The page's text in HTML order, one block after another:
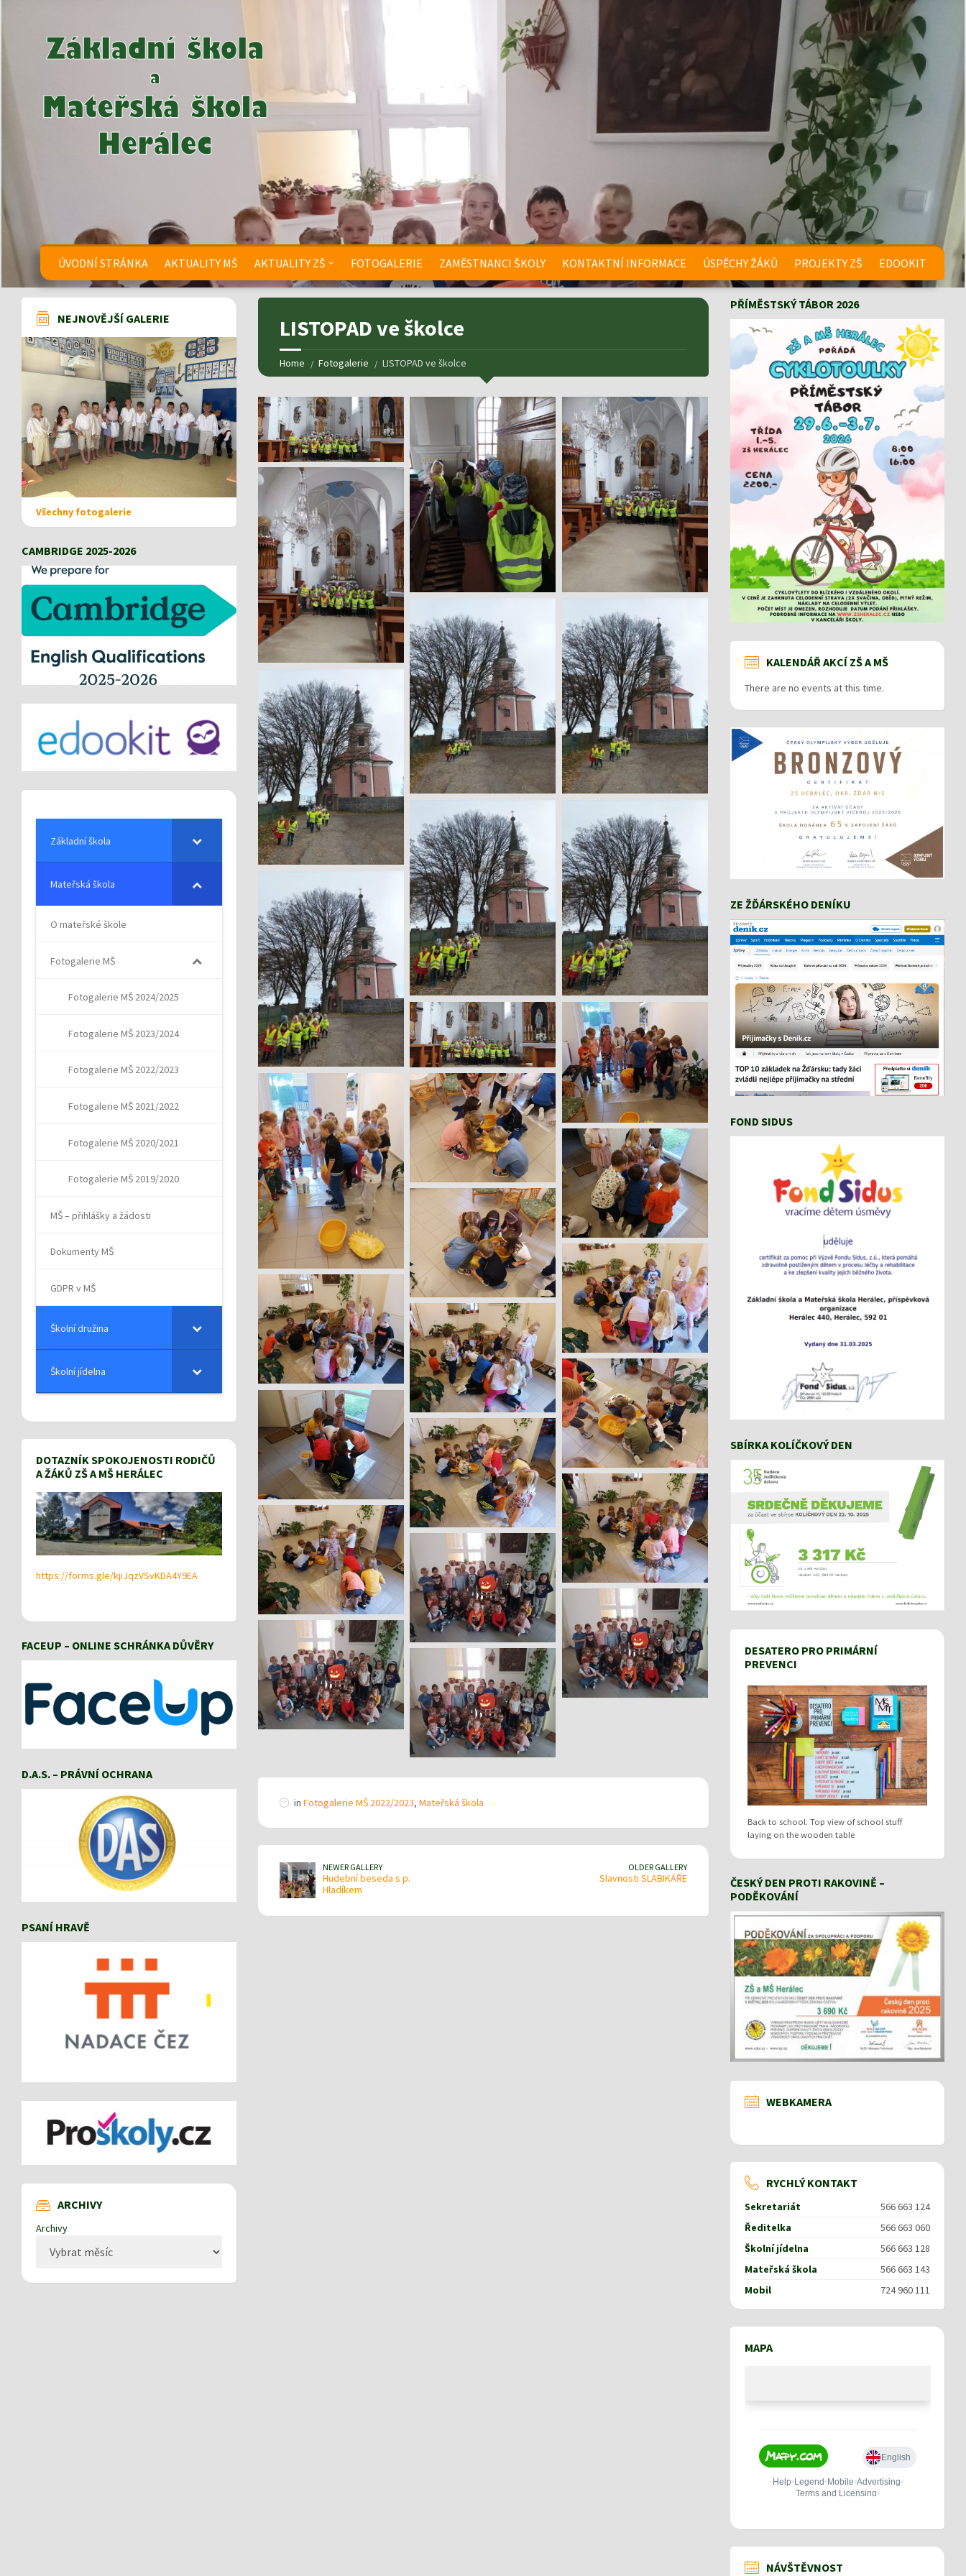
ÚVODNÍ STRÁNKA AKTUALITY MŠ AKTUALITY ZŠ FOTOGALERIE ZAMĚSTNANCI ŠKOLY KONTAKTNÍ INFORMACE ÚSPĚCHY ŽÁKŮ PROJEKTY ZŠ EDOOKIT
LISTOPAD ve školce
Home Fotogalerie LISTOPAD ve školce
in Fotogalerie MŠ 2022/2023, Mateřská škola
NEWER GALLERY
Hudební beseda s p.
Hladíkem
OLDER GALLERY
Slavnosti SLABIKÁŘE
NEJNOVĚJŠÍ GALERIE
Všechny fotogalerie
CAMBRIDGE 2025-2026
Základní škola
Mateřská škola
O mateřské škole
Fotogalerie MŠ
Fotogalerie MŠ 2024/2025
Fotogalerie MŠ 2023/2024
Fotogalerie MŠ 2022/2023
Fotogalerie MŠ 2021/2022
Fotogalerie MŠ 2020/2021
Fotogalerie MŠ 2019/2020
MŠ – přihlášky a žádosti
Dokumenty MŠ
GDPR v MŠ
Školní družina
Školní jídelna
DOTAZNÍK SPOKOJENOSTI RODIČŮ
A ŽÁKŮ ZŠ A MŠ HERÁLEC
https://forms.gle/kjiJqzVSvKDA4Y9EA
FACEUP – ONLINE SCHRÁNKA DŮVĚRY
D.A.S. – PRÁVNÍ OCHRANA
PSANÍ HRAVĚ
ARCHIVY
Archivy
PŘÍMĚSTSKÝ TÁBOR 2026
KALENDÁŘ AKCÍ ZŠ A MŠ
There are no events at this time.
ZE ŽĎÁRSKÉHO DENÍKU
FOND SIDUS
SBÍRKA KOLÍČKOVÝ DEN
DESATERO PRO PRIMÁRNÍ
PREVENCI
Back to school. Top view of school stuff
laying on the wooden table
ČESKÝ DEN PROTI RAKOVINĚ –
PODĚKOVÁNÍ
WEBKAMERA
RYCHLÝ KONTAKT
Sekretariát
566 663 124
Ředitelka
566 663 060
Školní jídelna
566 663 128
Mateřská škola
566 663 143
Mobil
724 960 111
MAPA
NÁVŠTĚVNOST